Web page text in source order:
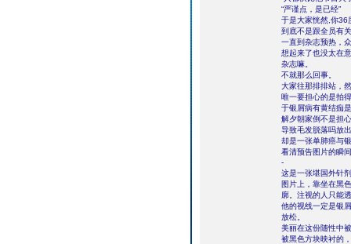
“严谨点，是已经”
于是大家恍然,你36
到底不是跟全员有
一直到杂志预热，
想起来了也没太在
杂志嘛。
不就那么回事。
大家往那排排站，
唯一要担心的是拍
于银屑病有黄结痂
解夕朝家倒不是担
导致毛发脱落吗放
却是一张单肺癌与
看清预告图片的瞬
-
这是一张堪国外针剂
图片上，靠坐在黑
廓。注视的人只能
他的视线一定是银
放松。
美丽在这份随性中
被黑色方块映衬的